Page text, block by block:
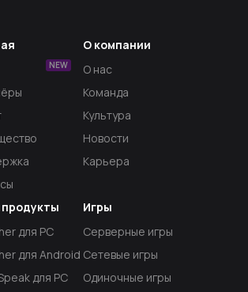
NEW
для PC
для Android
для PC
Игры
Серверные игры
Сетевые игры
Одиночные игры
О компании
О нас
Команда
Культура
Новости
Карьера